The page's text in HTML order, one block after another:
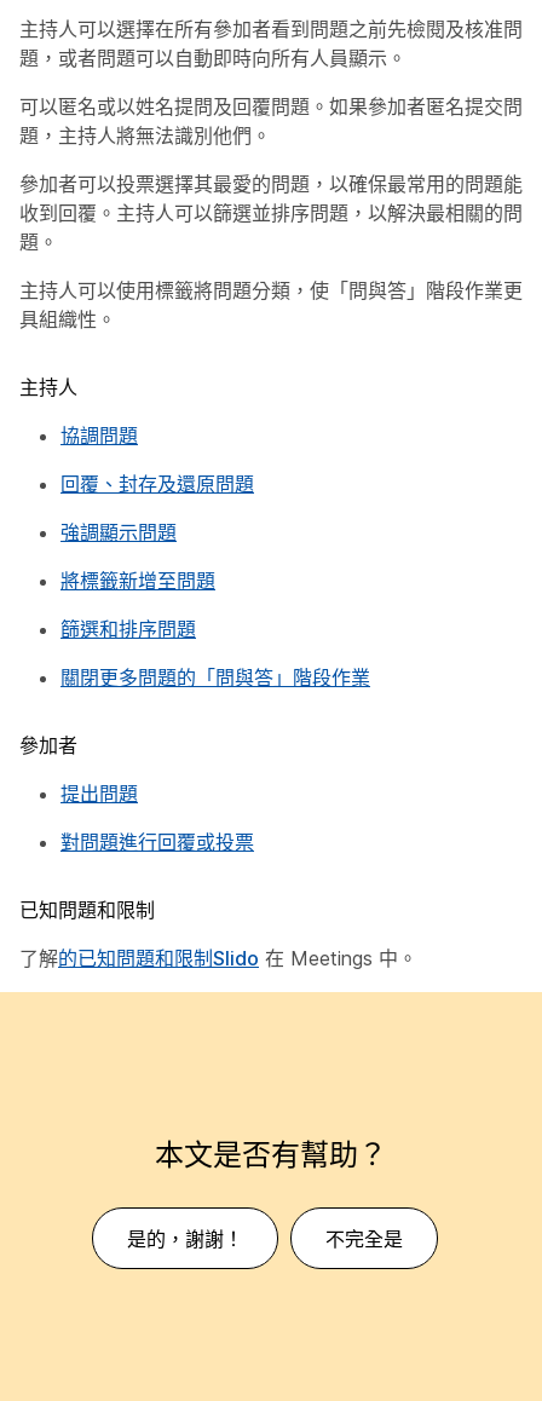
主持人可以選擇在所有參加者看到問題之前先檢閱及核准問
題，或者問題可以自動即時向所有人員顯示。
可以匿名或以姓名提問及回覆問題。如果參加者匿名提交問
題，主持人將無法識別他們。
參加者可以投票選擇其最愛的問題，以確保最常用的問題能
收到回覆。主持人可以篩選並排序問題，以解決最相關的問
題。
主持人可以使用標籤將問題分類，使「問與答」階段作業更
具組織性。
主持人
協調問題
回覆、封存及還原問題
強調顯示問題
將標籤新增至問題
篩選和排序問題
關閉更多問題的「問與答」階段作業
參加者
提出問題
對問題進行回覆或投票
已知問題和限制
了解的已知問題和限制Slido 在 Meetings 中。
本文是否有幫助？
是的，謝謝！ 不完全是